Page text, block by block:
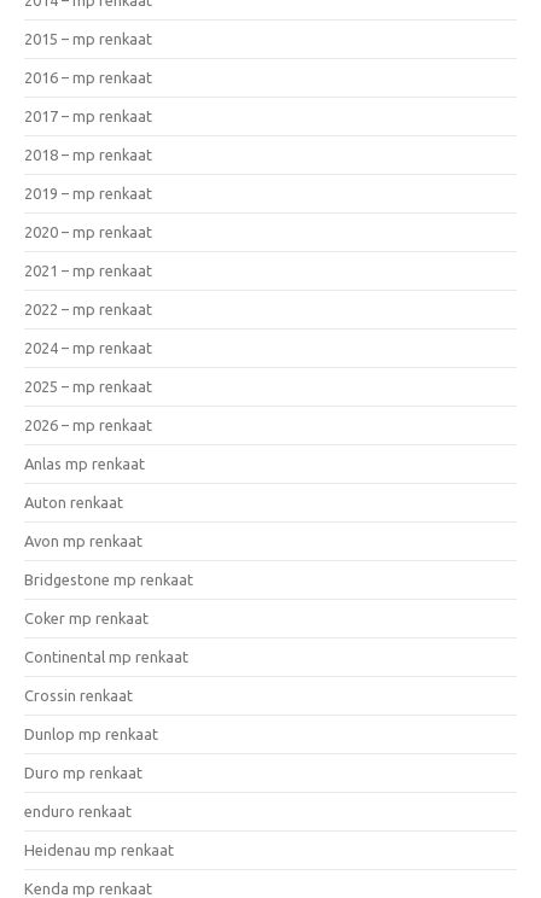
2015 – mp renkaat
2016 – mp renkaat
2017 – mp renkaat
2018 – mp renkaat
2019 – mp renkaat
2020 – mp renkaat
2021 – mp renkaat
2022 – mp renkaat
2024 – mp renkaat
2025 – mp renkaat
2026 – mp renkaat
Anlas mp renkaat
Auton renkaat
Avon mp renkaat
Bridgestone mp renkaat
Coker mp renkaat
Continental mp renkaat
Crossin renkaat
Dunlop mp renkaat
Duro mp renkaat
enduro renkaat
Heidenau mp renkaat
Kenda mp renkaat